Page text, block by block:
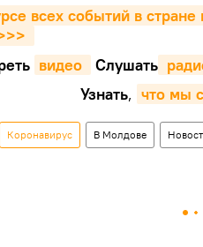
всех событий в
видео Cлушать
Узнать, что мы
Коронавирус В Молдове